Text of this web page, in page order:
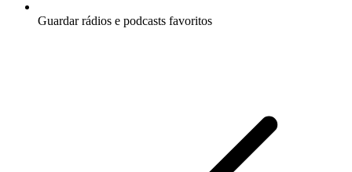
Guardar rádios e podcasts favoritos